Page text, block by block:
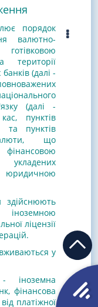
порядок
валютно-
(далі -
(далі -
пунктів
та пунктів
що
укладених
юридичною
здійснюють
іноземною
ліцензії
у
іноземна
фінансова
платіжної